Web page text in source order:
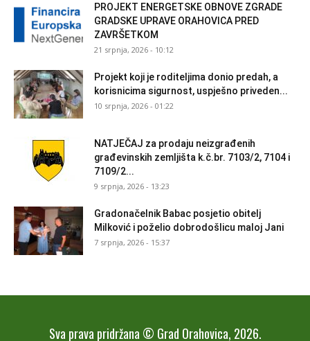
PROJEKT ENERGETSKE OBNOVE ZGRADE
GRADSKE UPRAVE ORAHOVICA PRED
ZAVRŠETKOM
21 srpnja, 2026 - 10:12
Projekt koji je roditeljima donio predah, a
korisnicima sigurnost, uspješno priveden...
10 srpnja, 2026 - 01:22
NATJEČAJ za prodaju neizgrađenih
građevinskih zemljišta k.č.br. 7103/2, 7104 i
7109/2...
9 srpnja, 2026 - 13:23
Gradonačelnik Babac posjetio obitelj
Milković i poželio dobrodošlicu maloj Jani
7 srpnja, 2026 - 15:37
Sva prava pridržana © Grad Orahovica, 2026.